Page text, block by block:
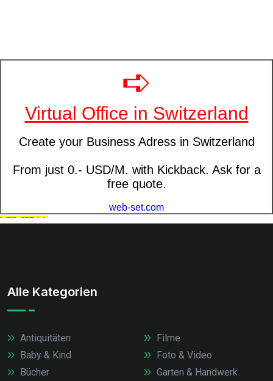
Alle Kategorien
Antiquitäten
Baby & Kind
Bücher
Filme
Foto & Video
Garten & Handwerk